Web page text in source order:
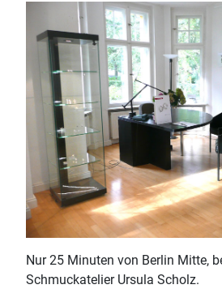
Nur 25 Minuten von Berlin Mitte,
Schmuckatelier Ursula Scholz.